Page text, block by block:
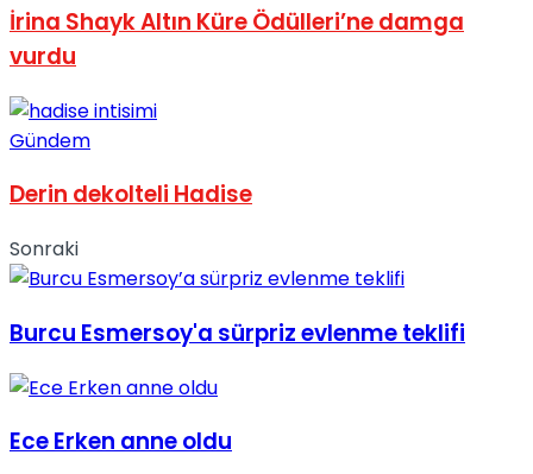
View All Result
İrina Shayk Altın Küre Ödülleri’ne damga
vurdu
Gündem
Derin dekolteli Hadise
Sonraki
Burcu Esmersoy'a sürpriz evlenme teklifi
Ece Erken anne oldu